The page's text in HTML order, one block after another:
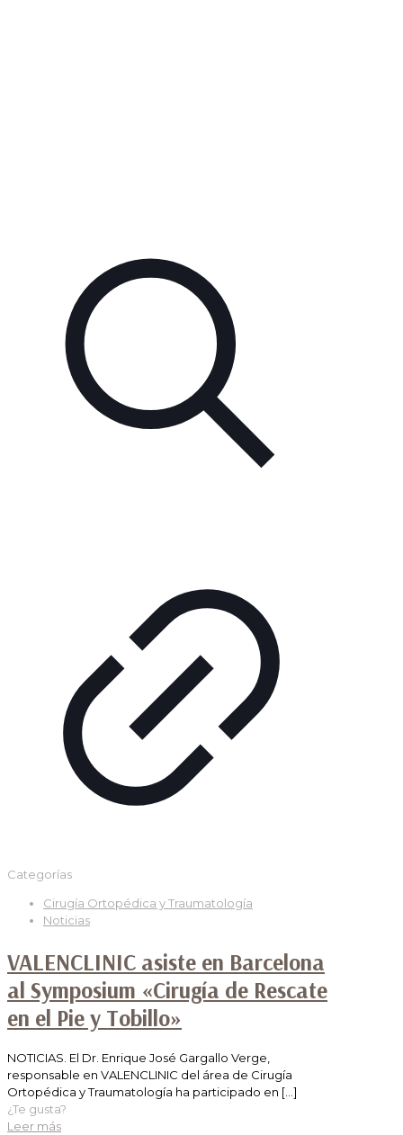
Categorías
Cirugía Ortopédica y Traumatología
Noticias
VALENCLINIC asiste en Barcelona
al Symposium «Cirugía de Rescate
en el Pie y Tobillo»
NOTICIAS. El Dr. Enrique José Gargallo Verge,
responsable en VALENCLINIC del área de Cirugía
Ortopédica y Traumatología ha participado en […]
¿Te gusta?
Leer más